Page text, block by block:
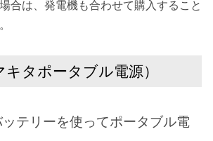
合は、発電機も合わせて購入すること
キタポータブル電源）
テリーを使ってポータブル電